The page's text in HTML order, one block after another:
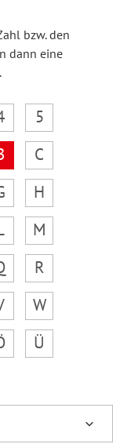
bzw. den
dann eine
5
C
H
M
R
W
Ü